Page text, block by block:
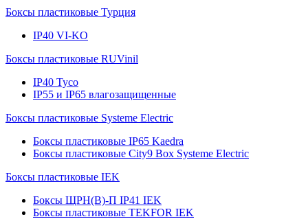
Боксы пластиковые Турция
IP40 VI-KO
Боксы пластиковые RUVinil
IP40 Тусо
IP55 и IP65 влагозащищенные
Боксы пластиковые Systeme Electric
Боксы пластиковые IP65 Kaedra
Боксы пластиковые City9 Box Systeme Electric
Боксы пластиковые IEK
Боксы ЩРН(В)-П IP41 IEK
Боксы пластиковые TEKFOR IEK